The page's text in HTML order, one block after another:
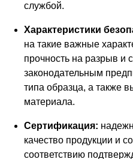
службой.
Характеристики
на такие важные
прочность на разрыв и
законодательным
типа образца, а также
материала.
Сертификация:
качество продукции и
соответствию